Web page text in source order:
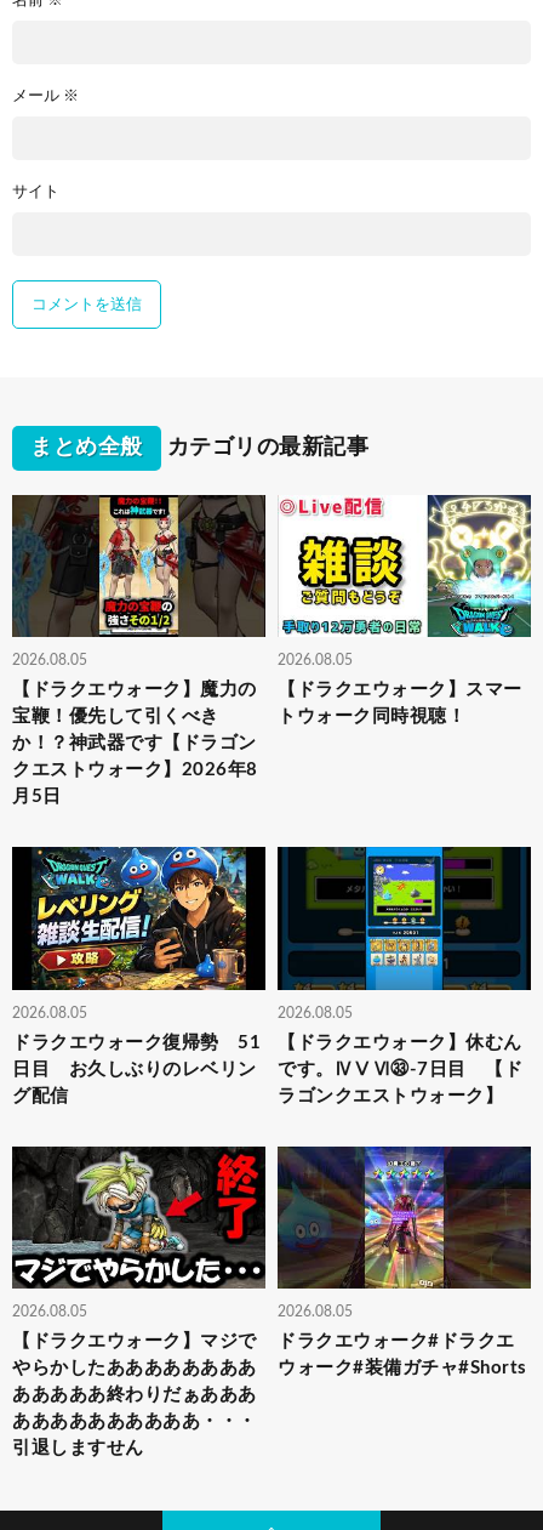
メール ※
サイト
まとめ全般 カテゴリの最新記事
2026.08.05
【ドラクエウォーク】魔力の
宝鞭！優先して引くべき
か！？神武器です【ドラゴン
クエストウォーク】2026年8
月5日
2026.08.05
【ドラクエウォーク】スマー
トウォーク同時視聴！
2026.08.05
ドラクエウォーク復帰勢 51
日目 お久しぶりのレベリン
グ配信
2026.08.05
【ドラクエウォーク】休むん
です。ⅣⅤⅥ㉝-7日目 【ド
ラゴンクエストウォーク】
2026.08.05
【ドラクエウォーク】マジで
やらかしたああああああああ
あああああ終わりだぁあああ
ああああああああああ・・・
引退しますせん
2026.08.05
ドラクエウォーク#ドラクエ
ウォーク#装備ガチャ#Shorts